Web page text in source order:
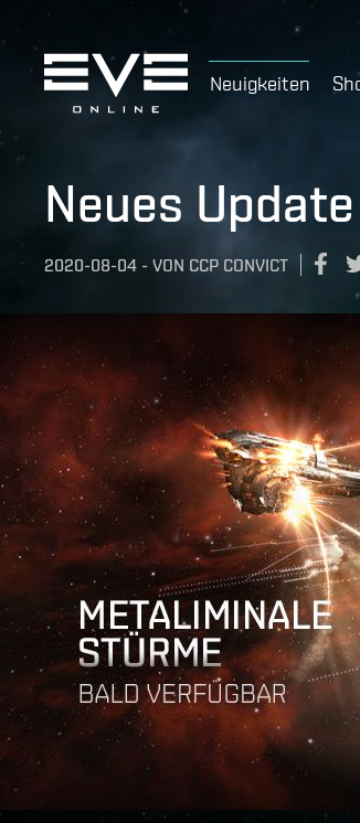
Neuigkeiten
Neues
2020-08-04 - VON CCP CONVICT